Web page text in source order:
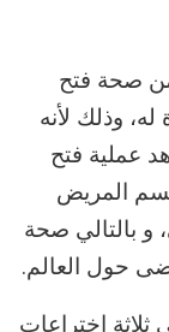
صحة فتح
وذلك لأنه
عملية فتح
المريض
و بالتالي صحة
حول العالم.
اختراعات